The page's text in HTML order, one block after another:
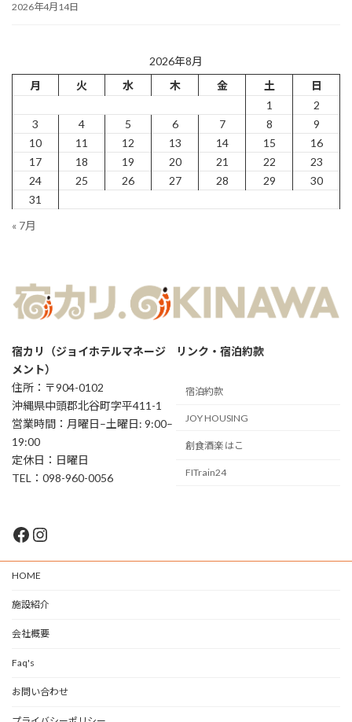
2026年4月14日
2026年8月
月
火 水 木 金 土
日
1
2
3
4 5 6 7 8
9
10
11 12 13 14 15
16
17
18 19 20 21 22
23
24
25 26 27 28 29
30
31
« 7月
宿カリ（ジョイホテルマネージ
メント）
住所：〒904-0102
沖縄県中頭郡北谷町字平411-1
営業時間：月曜日–土曜日: 9:00–
19:00
定休日：日曜日
TEL：098-960-0056
リンク・宿泊約款
宿泊約款
JOY HOUSING
創食酒楽 はこ
FITrain24
Facebook
Instagram
HOME
施設紹介
会社概要
Faq's
お問い合わせ